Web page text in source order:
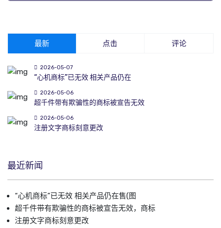
最新 点击 评论
2026-05-07
“心机商标”已无效 相关产品仍在
2026-05-06
超千件带有欺骗性的商标被宣告无效
2026-05-06
注册文字商标刻意更改
最近新闻
“心机商标”已无效 相关产品仍在售(图
超千件带有欺骗性的商标被宣告无效，商标
注册文字商标刻意更改